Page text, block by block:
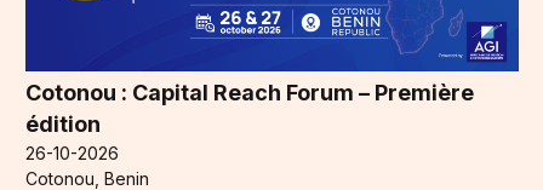
Cotonou : Capital Reach Forum – Première
édition
26-10-2026
Cotonou, Benin